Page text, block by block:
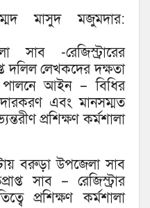
মাসুদ মজুমদার:
সাব -রেজিস্ট্রারের
দলিল লেখকদের দক্ষতা
পালনে আইন – বিধির
এবং মানসম্মত
প্রশিক্ষণ কর্মশালা
বরুড়া উপজেলা সাব
সাব – রেজিস্ট্রার
প্রশিক্ষণ কর্মশালা